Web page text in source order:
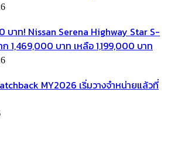
าท! Nissan Serena Highway Star S-
1,469,000 บาท เหลือ 1,199,000 บาท
MY2026 เริ่มวางจำหน่ายแล้วที่